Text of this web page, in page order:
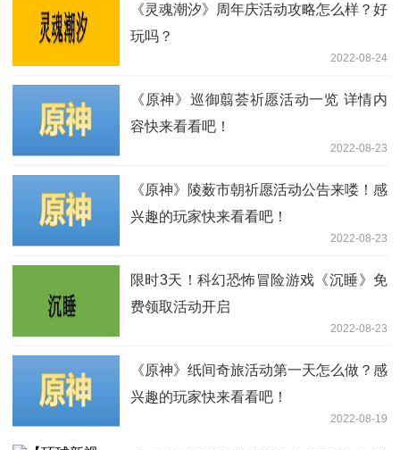
《灵魂潮汐》周年庆活动攻略怎么样？好
玩吗？
2022-08-24
《原神》巡御翦荟祈愿活动一览 详情内
容快来看看吧！
2022-08-23
《原神》陵薮市朝祈愿活动公告来喽！感
兴趣的玩家快来看看吧！
2022-08-23
限时3天！科幻恐怖冒险游戏《沉睡》免
费领取活动开启
2022-08-23
《原神》纸间奇旅活动第一天怎么做？感
兴趣的玩家快来看看吧！
2022-08-19